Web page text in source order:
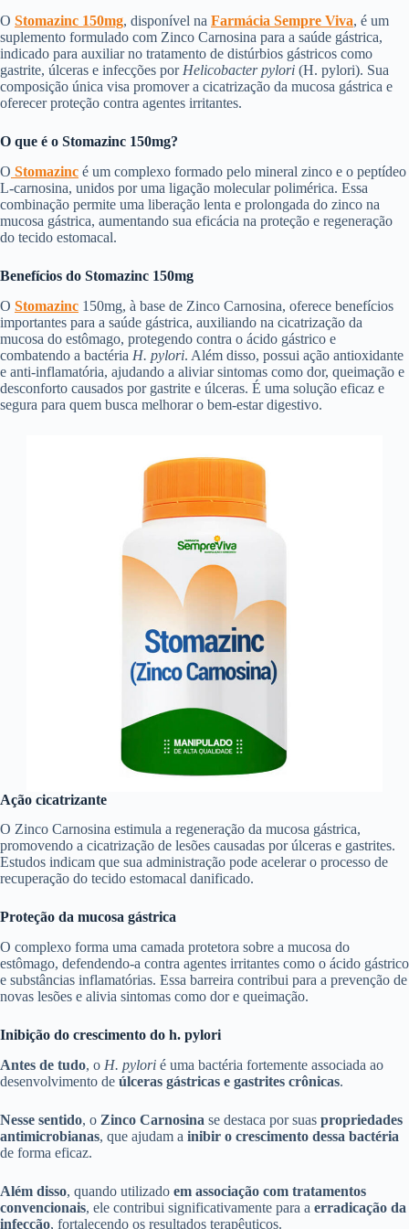
O Stomazinc 150mg, disponível na Farmácia Sempre Viva, é um
suplemento formulado com Zinco Carnosina para a saúde gástrica,
indicado para auxiliar no tratamento de distúrbios gástricos como
gastrite, úlceras e infecções por Helicobacter pylori (H. pylori). Sua
composição única visa promover a cicatrização da mucosa gástrica e
oferecer proteção contra agentes irritantes.
O que é o Stomazinc 150mg?
O Stomazinc é um complexo formado pelo mineral zinco e o peptídeo
L-carnosina, unidos por uma ligação molecular polimérica. Essa
combinação permite uma liberação lenta e prolongada do zinco na
mucosa gástrica, aumentando sua eficácia na proteção e regeneração
do tecido estomacal.
Benefícios do Stomazinc 150mg
O Stomazinc 150mg, à base de Zinco Carnosina, oferece benefícios
importantes para a saúde gástrica, auxiliando na cicatrização da
mucosa do estômago, protegendo contra o ácido gástrico e
combatendo a bactéria H. pylori. Além disso, possui ação antioxidante
e anti-inflamatória, ajudando a aliviar sintomas como dor, queimação e
desconforto causados por gastrite e úlceras. É uma solução eficaz e
segura para quem busca melhorar o bem-estar digestivo.
Ação cicatrizante
O Zinco Carnosina estimula a regeneração da mucosa gástrica,
promovendo a cicatrização de lesões causadas por úlceras e gastrites.
Estudos indicam que sua administração pode acelerar o processo de
recuperação do tecido estomacal danificado.
Proteção da mucosa gástrica
O complexo forma uma camada protetora sobre a mucosa do
estômago, defendendo-a contra agentes irritantes como o ácido gástrico
e substâncias inflamatórias. Essa barreira contribui para a prevenção de
novas lesões e alivia sintomas como dor e queimação.
Inibição do crescimento do h. pylori
Antes de tudo, o H. pylori é uma bactéria fortemente associada ao
desenvolvimento de úlceras gástricas e gastrites crônicas.
Nesse sentido, o Zinco Carnosina se destaca por suas propriedades
antimicrobianas, que ajudam a inibir o crescimento dessa bactéria
de forma eficaz.
Além disso, quando utilizado em associação com tratamentos
convencionais, ele contribui significativamente para a erradicação da
infecção, fortalecendo os resultados terapêuticos.